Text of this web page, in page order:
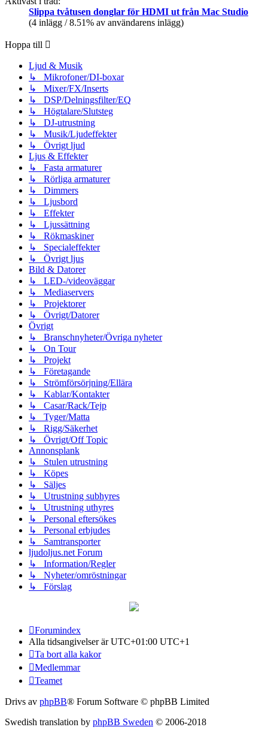
Slippa tvåtusen donglar för HDMI ut från Mac Studio
(4 inlägg / 8.51% av användarens inlägg)
Hoppa till
Ljud & Musik
↳ Mikrofoner/DI-boxar
↳ Mixer/FX/Inserts
↳ DSP/Delningsfilter/EQ
↳ Högtalare/Slutsteg
↳ DJ-utrustning
↳ Musik/Ljudeffekter
↳ Övrigt ljud
Ljus & Effekter
↳ Fasta armaturer
↳ Rörliga armaturer
↳ Dimmers
↳ Ljusbord
↳ Effekter
↳ Ljussättning
↳ Rökmaskiner
↳ Specialeffekter
↳ Övrigt ljus
Bild & Datorer
↳ LED-/videoväggar
↳ Mediaservers
↳ Projektorer
↳ Övrigt/Datorer
Övrigt
↳ Branschnyheter/Övriga nyheter
↳ On Tour
↳ Projekt
↳ Företagande
↳ Strömförsörjning/Ellära
↳ Kablar/Kontakter
↳ Casar/Rack/Tejp
↳ Tyger/Matta
↳ Rigg/Säkerhet
↳ Övrigt/Off Topic
Annonsplank
↳ Stulen utrustning
↳ Köpes
↳ Säljes
↳ Utrustning subhyres
↳ Utrustning uthyres
↳ Personal eftersökes
↳ Personal erbjudes
↳ Samtransporter
ljudoljus.net Forum
↳ Information/Regler
↳ Nyheter/omröstningar
↳ Förslag
Forumindex
Alla tidsangivelser är UTC+01:00 UTC+1
Ta bort alla kakor
Medlemmar
Teamet
Drivs av phpBB® Forum Software © phpBB Limited
Swedish translation by phpBB Sweden © 2006-2018